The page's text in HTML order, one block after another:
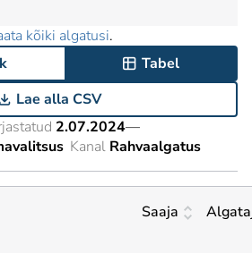
kõiki algatusi.
Tabel
Lae alla CSV
2.07.2024—
Kanal Rahvaalgatus
Saaja